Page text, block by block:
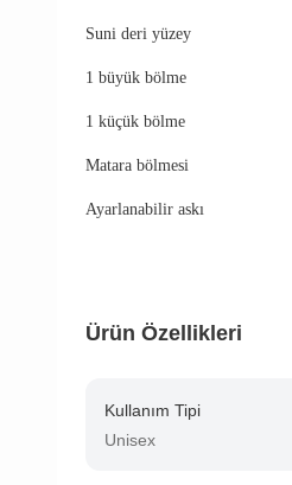
Suni deri yüzey
1 büyük bölme
1 küçük bölme
Matara bölmesi
Ayarlanabilir askı
Ürün Özellikleri
Kullanım Tipi
Unisex